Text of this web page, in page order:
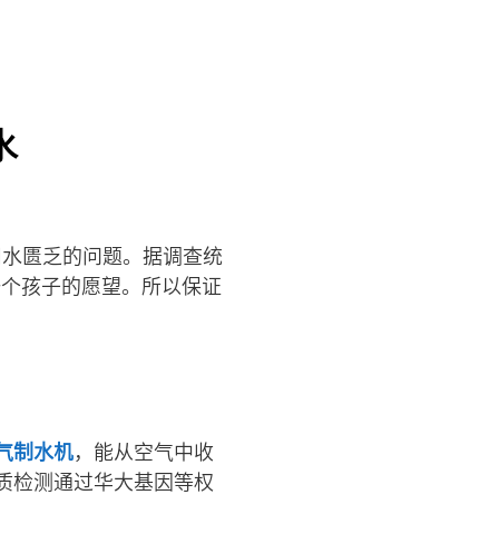
匮乏的问题。据调查统
孩子的愿望。所以保证
制水机，能从空气中收
检测通过华大基因等权